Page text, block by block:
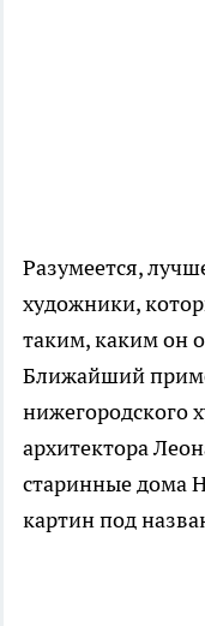
Разумеется,
художники,
таким, каким он
Ближайший
нижегородского
архитектора
старинные дома
картин под